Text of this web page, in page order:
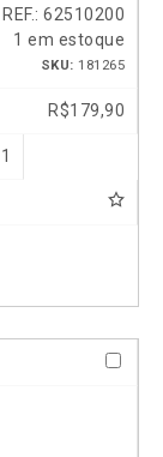
62510200
1 em estoque
SKU: 181265
R$179,90
1